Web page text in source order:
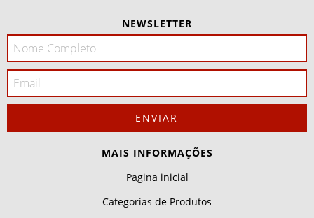
NEWSLETTER
MAIS INFORMAÇÕES
Pagina inicial
Categorias de Produtos